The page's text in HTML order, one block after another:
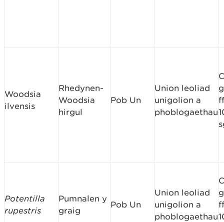
Woodsia
ilvensis
Rhedynen-
Woodsia
hirgul
Pob Un
Union leoliad
unigolion a
phoblogaethau
Potentilla
rupestris
Pumnalen y
graig
Pob Un
Union leoliad
unigolion a
phoblogaethau